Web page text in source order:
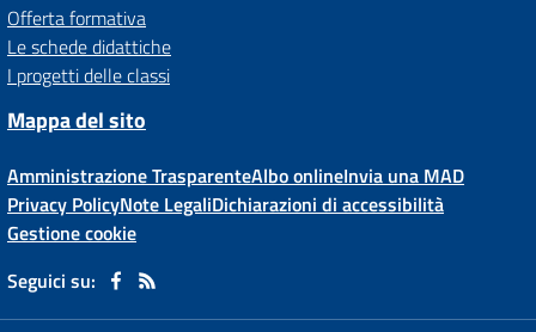
Offerta formativa
Le schede didattiche
I progetti delle classi
Mappa del sito
Amministrazione TrasparenteAlbo onlineInvia una MAD
Privacy PolicyNote LegaliDichiarazioni di accessibilità
Gestione cookie
Seguici su: